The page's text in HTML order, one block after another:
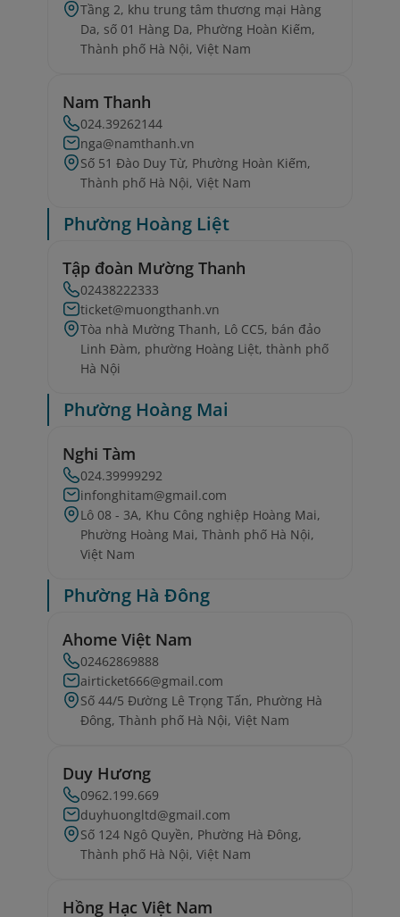
Tầng 2, khu trung tâm thương mại Hàng
Da, số 01 Hàng Da, Phường Hoàn Kiếm,
Thành phố Hà Nội, Việt Nam
Nam Thanh
024.39262144
nga@namthanh.vn
Số 51 Đào Duy Từ, Phường Hoàn Kiếm,
Thành phố Hà Nội, Việt Nam
Phường Hoàng Liệt
Tập đoàn Mường Thanh
02438222333
ticket@muongthanh.vn
Tòa nhà Mường Thanh, Lô CC5, bán đảo
Linh Đàm, phường Hoàng Liệt, thành phố
Hà Nội
Phường Hoàng Mai
Nghi Tàm
024.39999292
infonghitam@gmail.com
Lô 08 - 3A, Khu Công nghiệp Hoàng Mai,
Phường Hoàng Mai, Thành phố Hà Nội,
Việt Nam
Phường Hà Đông
Ahome Việt Nam
02462869888
airticket666@gmail.com
Số 44/5 Đường Lê Trọng Tấn, Phường Hà
Đông, Thành phố Hà Nội, Việt Nam
Duy Hương
0962.199.669
duyhuongltd@gmail.com
Số 124 Ngô Quyền, Phường Hà Đông,
Thành phố Hà Nội, Việt Nam
Hồng Hạc Việt Nam